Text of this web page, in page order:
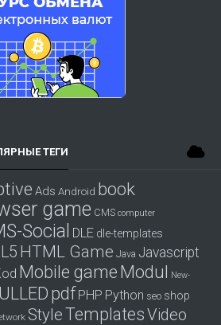
ТЕГИ
Ads Android book
game CMS computer
Social DLE dle-templates
HTML Game Java Javascript
Mobile gameModul New-
pdf PHP Python seo shop
StyleTemplatesVideo